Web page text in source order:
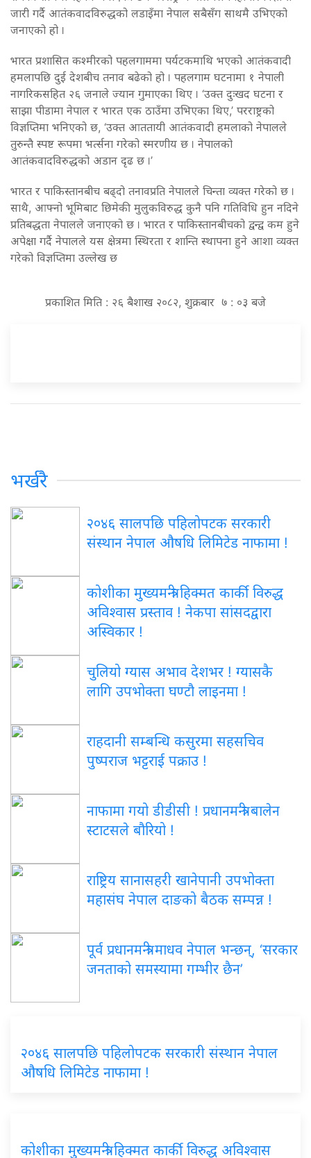
जारी गर्दै आतंकवादविरुद्धको लडाइँमा नेपाल सबैसँग साथमै उभिएको
जनाएको हो ।
भारत प्रशासित कश्मीरको पहलगाममा पर्यटकमाथि भएको आतंकवादी
हमलापछि दुई देशबीच तनाव बढेको हो । पहलगाम घटनामा १ नेपाली
नागरिकसहित २६ जनाले ज्यान गुमाएका थिए । ‘उक्त दुःखद घटना र
साझा पीडामा नेपाल र भारत एक ठाउँमा उभिएका थिए,’ परराष्ट्रको
विज्ञप्तिमा भनिएको छ, ‘उक्त आततायी आतंकवादी हमलाको नेपालले
तुरुन्तै स्पष्ट रूपमा भर्त्सना गरेको स्मरणीय छ । नेपालको
आतंकवादविरुद्धको अडान दृढ छ ।’
भारत र पाकिस्तानबीच बढ्दो तनावप्रति नेपालले चिन्ता व्यक्त गरेको छ ।
साथै, आफ्नो भूमिबाट छिमेकी मुलुकविरुद्ध कुनै पनि गतिविधि हुन नदिने
प्रतिबद्धता नेपालले जनाएको छ । भारत र पाकिस्तानबीचको द्वन्द्व कम हुने
अपेक्षा गर्दै नेपालले यस क्षेत्रमा स्थिरता र शान्ति स्थापना हुने आशा व्यक्त
गरेको विज्ञप्तिमा उल्लेख छ
प्रकाशित मिति : २६ बैशाख २०८२, शुक्रबार ७ : ०३ बजे
भर्खरै
२०४६ सालपछि पहिलोपटक सरकारी
संस्थान नेपाल औषधि लिमिटेड नाफामा !
कोशीका मुख्यमन्त्री हिक्मत कार्की विरुद्ध
अविश्वास प्रस्ताव ! नेकपा सांसदद्वारा
अस्विकार !
चुलियो ग्यास अभाव देशभर ! ग्यासकै
लागि उपभोक्ता घण्टौ लाइनमा !
राहदानी सम्बन्धि कसुरमा सहसचिव
पुष्पराज भट्टराई पक्राउ !
नाफामा गयो डीडीसी ! प्रधानमन्त्री बालेन
स्टाटसले बौरियो !
राष्ट्रिय सानासहरी खानेपानी उपभोक्ता
महासंघ नेपाल दाङको बैठक सम्पन्न !
पूर्व प्रधानमन्त्री माधव नेपाल भन्छन्, ‘सरकार
जनताको समस्यामा गम्भीर छैन’
२०४६ सालपछि पहिलोपटक सरकारी संस्थान नेपाल
औषधि लिमिटेड नाफामा !
कोशीका मुख्यमन्त्री हिक्मत कार्की विरुद्ध अविश्वास